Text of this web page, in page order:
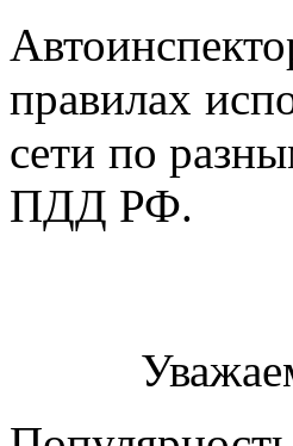
правилах
сети по
ПДД РФ.